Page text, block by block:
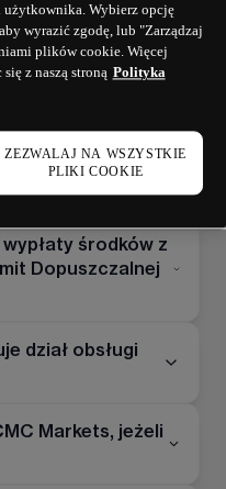
przy wypłacie
na moją kartę?
środków z
Dopuszczalnej
dział obsługi
Markets, jeżeli
użytkownika. Wybierz opcję
wyrazić zgodę, lub "Zarządzaj
plików cookie. Więcej
z naszą stroną Polityka
ZEZWALAJ NA WSZYSTKIE
PLIKI COOKIE